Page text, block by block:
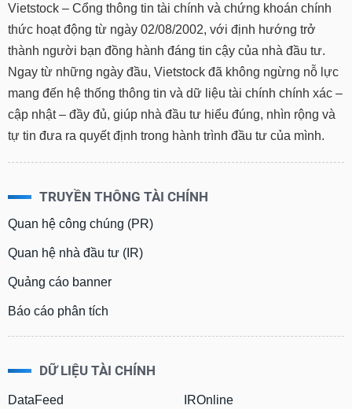
Vietstock – Cổng thông tin tài chính và chứng khoán chính
thức hoạt động từ ngày 02/08/2002, với định hướng trở
thành người bạn đồng hành đáng tin cậy của nhà đầu tư.
Ngay từ những ngày đầu, Vietstock đã không ngừng nỗ lực
mang đến hệ thống thông tin và dữ liệu tài chính chính xác –
cập nhật – đầy đủ, giúp nhà đầu tư hiểu đúng, nhìn rộng và
tự tin đưa ra quyết định trong hành trình đầu tư của mình.
TRUYỀN THÔNG TÀI CHÍNH
Quan hệ công chúng (PR)
Quan hệ nhà đầu tư (IR)
Quảng cáo banner
Báo cáo phân tích
DỮ LIỆU TÀI CHÍNH
DataFeed
IROnline